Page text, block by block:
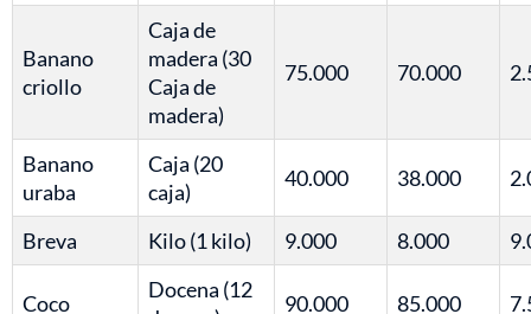
Banano
criollo
Caja de
madera (30
Caja de
madera)
75.000 70.000
Banano
uraba
Caja (20
caja)
40.000 38.000
Breva Kilo (1 kilo) 9.000 8.000
Coco
Docena (12
90.000 85.000